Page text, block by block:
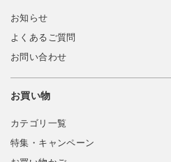
お知らせ
よくあるご質問
お問い合わせ
お買い物
カテゴリ一覧
特集・キャンペーン